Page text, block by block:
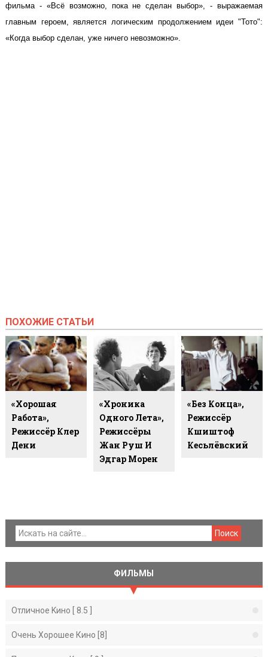
фильма - «Всё возможно, пока не сделан выбор», - выражаемая
главным героем, является логическим продолжением идеи "Тото":
«Когда выбор сделан, уже ничего невозможно».
ПОХОЖИЕ СТАТЬИ
«Хорошая
Работа»,
Режиссёр Клер
Дени
«Хроника
Одного Лета»,
Режиссёры
Жан Руш И
Эдгар Морен
«Без Конца»,
Режиссёр
Кшиштоф
Кесьлёвский
ФИЛЬМЫ
Отличное Kино [ 8.5 ]
Очень Хорошее Кино [8]